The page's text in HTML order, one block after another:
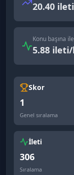
20.40
Konu başına
5.88
Skor
1
Genel sıralama
İleti
306
Sıralama